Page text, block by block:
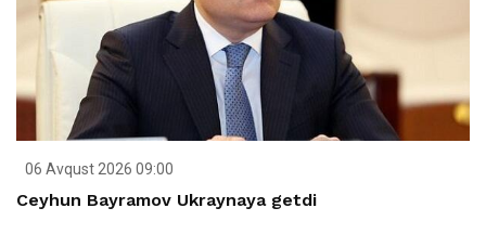
06 Avqust 2026 09:00
Ceyhun Bayramov Ukraynaya getdi